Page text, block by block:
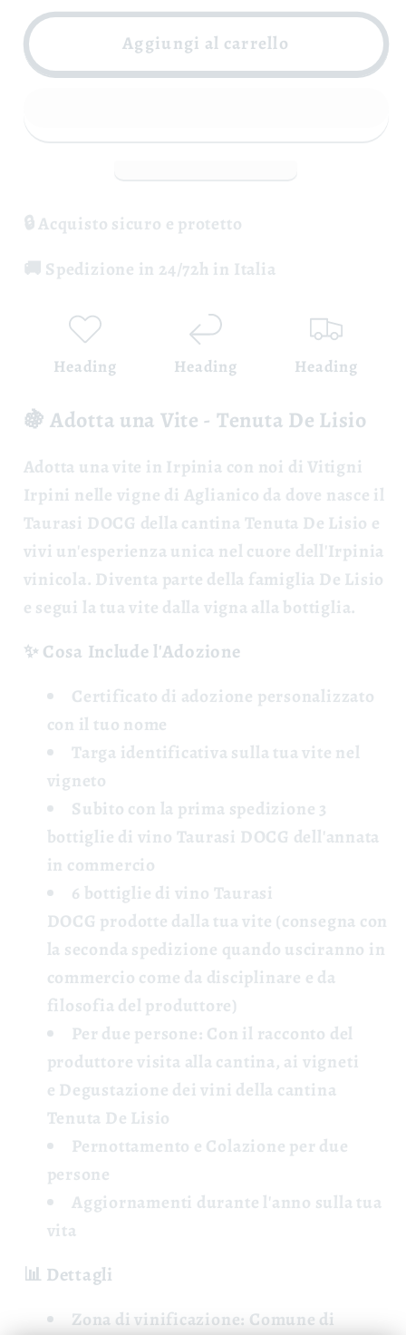
per
una
per
Adotta
Aggiungi al carrello
🔒 Acquisto sicuro e protetto
🚚 Spedizione in 24/72h in Italia
Heading Heading Heading
🍇 Adotta una Vite - Tenuta De Lisio
Adotta una vite in Irpinia con noi di Vitigni
Irpini nelle vigne di Aglianico da dove nasce il
Taurasi DOCG della cantina Tenuta De Lisio e
vivi un'esperienza unica nel cuore dell'Irpinia
vinicola. Diventa parte della famiglia De Lisio
e segui la tua vite dalla vigna alla bottiglia.
✨ Cosa Include l'Adozione
Certificato di adozione personalizzato
con il tuo nome
Targa identificativasulla tua vite nel
vigneto
Subito con la prima spedizione 3
bottiglie di vino Taurasi DOCG dell'annata
in commercio
6 bottiglie di vino Taurasi
DOCG prodotte dalla tua vite (consegna con
la seconda spedizione quando usciranno in
commercio come da disciplinare e da
filosofia del produttore)
Per due persone: Con il racconto del
produttorevisita alla cantina, ai vigneti
e Degustazione dei vini della cantina
Tenuta De Lisio
Pernottamento e Colazione per due
persone
Aggiornamenti durante l'anno sulla tua
vita
📊 Dettagli
Zona di vinificazione: Comune di